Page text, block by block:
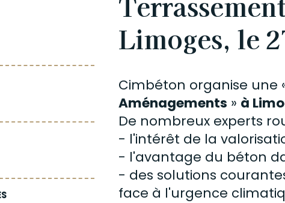
Limoges, le
Cimbéton organise une
Aménagements » à
De nombreux experts
- l'intérêt de la
- l'avantage du béton
- des solutions
face à l'urgence